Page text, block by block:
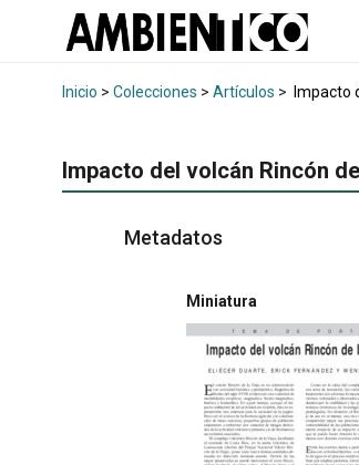
Inicio > Colecciones > Artículos > Impacto
Impacto del volcán Rincón
Metadatos
Miniatura